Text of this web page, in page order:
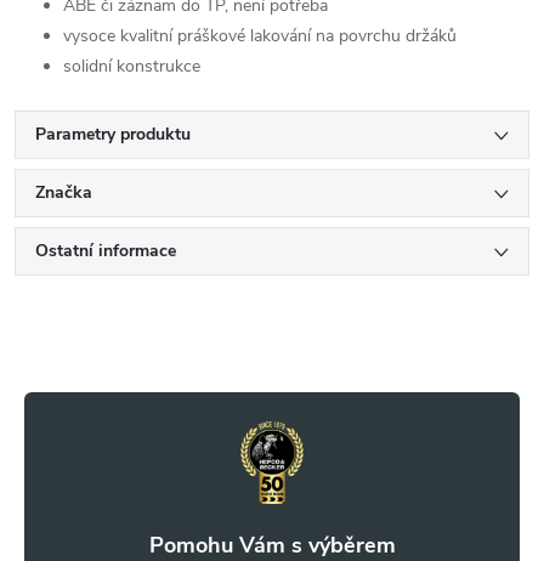
ABE či záznam do TP, není potřeba
vysoce kvalitní práškové lakování na povrchu držáků
solidní konstrukce
Parametry produktu
Značka
Ostatní informace